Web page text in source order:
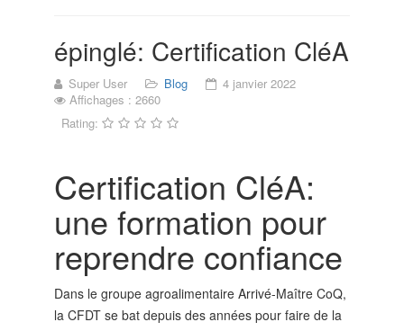
épinglé: Certification CléA
Super User Blog
4 janvier 2022
Affichages : 2660
Rating:
Certification CléA:
une formation pour
reprendre confiance
Dans le groupe agroalimentaire Arrivé-Maître CoQ,
la CFDT se bat depuis des années pour faire de la